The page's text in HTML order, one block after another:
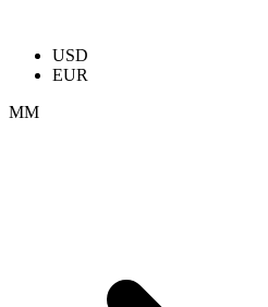
USD
EUR
ММ